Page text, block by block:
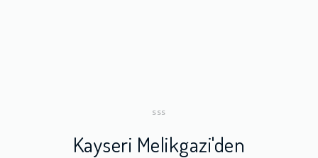
SSS
Kayseri Melikgazi'den